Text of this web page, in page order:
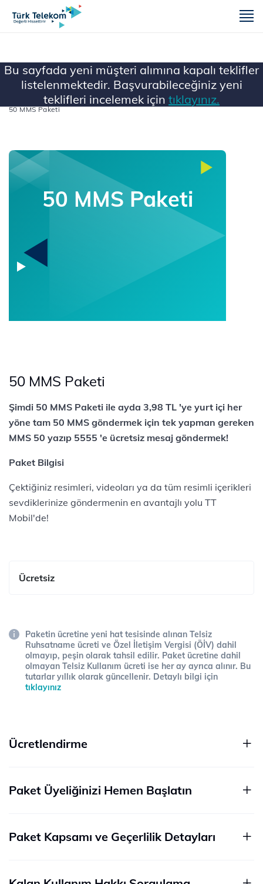
Bu sayfada yeni müşteri alımına kapalı teklifler
listelenmektedir. Başvurabileceğiniz yeni
teklifleri incelemek için tıklayınız.
Ana Sayfa Mobil
Müşteri Alımına Kapatılanlar
50 MMS Paketi
50 MMS Paketi
50 MMS Paketi
Şimdi 50 MMS Paketi ile ayda 3,98 TL 'ye yurt içi her
yöne tam 50 MMS göndermek için tek yapman gereken
MMS 50 yazıp 5555 'e ücretsiz mesaj göndermek!
Paket Bilgisi
Çektiğiniz resimleri, videoları ya da tüm resimli içerikleri
sevdiklerinize göndermenin en avantajlı yolu TT
Mobil'de!
Ücretsiz
Paketin ücretine yeni hat tesisinde alınan Telsiz
Ruhsatname ücreti ve Özel İletişim Vergisi (ÖİV) dahil
olmayıp, peşin olarak tahsil edilir. Paket ücretine dahil
olmayan Telsiz Kullanım ücreti ise her ay ayrıca alınır. Bu
tutarlar yıllık olarak güncellenir. Detaylı bilgi için
tıklayınız
Ücretlendirme
Paket Üyeliğinizi Hemen Başlatın
Paket Kapsamı ve Geçerlilik Detayları